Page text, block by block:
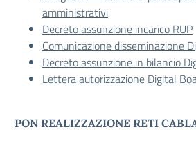
amministrativi
Decreto assunzione incarico RUP
Comunicazione disseminazione
Decreto assunzione in bilancio
Lettera autorizzazione Digital
PON REALIZZAZIONE RETI